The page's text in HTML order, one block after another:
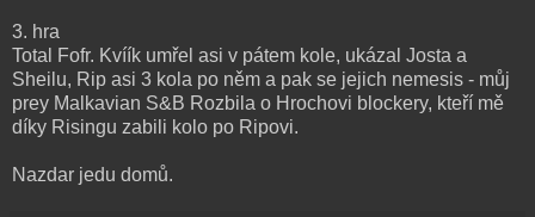
3. hra
Total Fofr. Kvíík umřel asi v pátem kole, ukázal Josta a
Sheilu, Rip asi 3 kola po něm a pak se jejich nemesis - můj
prey Malkavian S&B Rozbila o Hrochovi blockery, kteří mě
díky Risingu zabili kolo po Ripovi.
Nazdar jedu domů.